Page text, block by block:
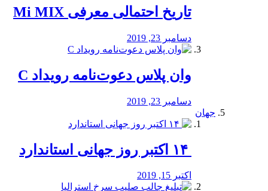
تاریخ احتمالی معرفی Mi MIX
دسامبر 23, 2019
وان پلاس دعوت‌نامه رویداد C
دسامبر 23, 2019
جهان
اکتبر 15, 2019